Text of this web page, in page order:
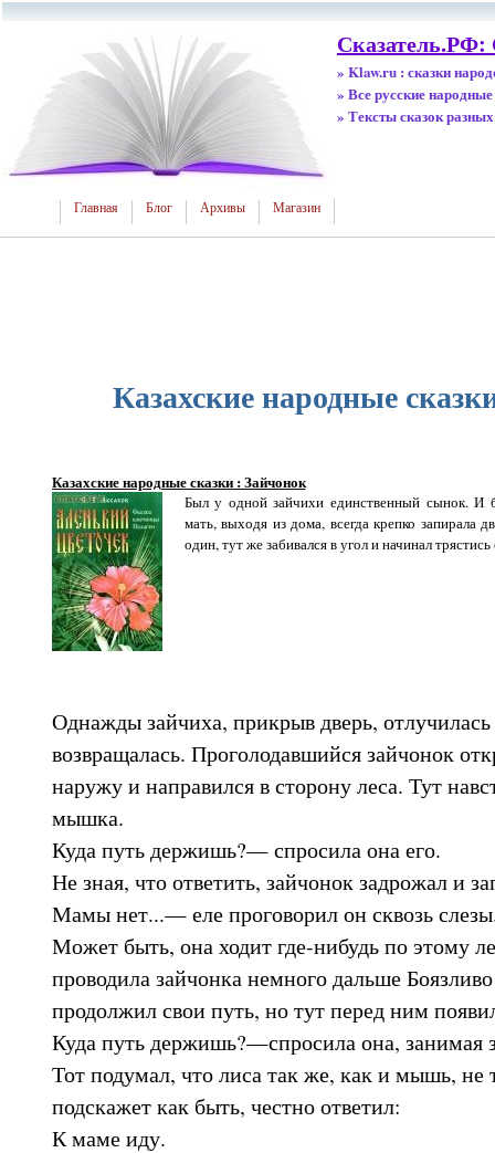
Сказатель.РФ:
» Klaw.ru : сказки
» Все русские народные
» Тексты сказок
Главная Блог Архивы Магазин
Казахские народные
Казахские народные сказки : Зайчонок
Был у одной зайчихи единственный сынок. И
мать, выходя из дома, всегда крепко запирала
один, тут же забивался в угол и начинал трястись
Однажды зайчиха, прикрыв дверь, отлучилась
возвращалась. Проголодавшийся зайчонок
наружу и направился в сторону леса. Тут
мышка.
Куда путь держишь?— спросила она его.
Не зная, что ответить, зайчонок задрожал и
Мамы нет...— еле проговорил он сквозь
Может быть, она ходит где-нибудь по этому
проводила зайчонка немного дальше
продолжил свои путь, но тут перед ним
Куда путь держишь?—спросила она, занимая
Тот подумал, что лиса так же, как и мышь, не
подскажет как быть, честно ответил:
К маме иду.